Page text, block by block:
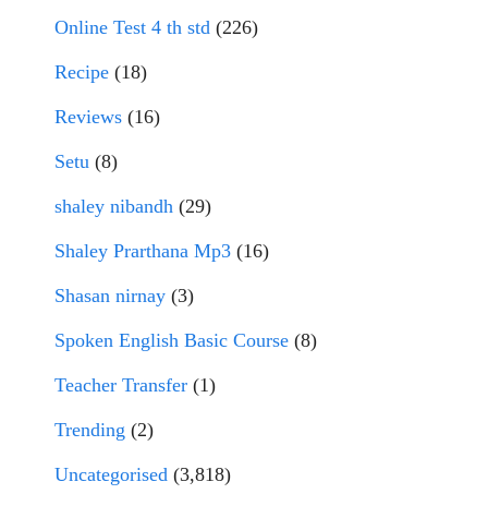
Online Test 4 th std (226)
Recipe (18)
Reviews (16)
Setu (8)
shaley nibandh (29)
Shaley Prarthana Mp3 (16)
Shasan nirnay (3)
Spoken English Basic Course (8)
Teacher Transfer (1)
Trending (2)
Uncategorised (3,818)